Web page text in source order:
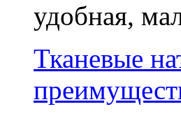
удобная,
Тканевые